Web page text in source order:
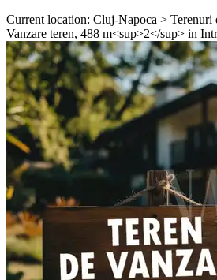
Current location: Cluj-Napoca > Terenuri
Vanzare teren, 488 m<sup>2</sup> in